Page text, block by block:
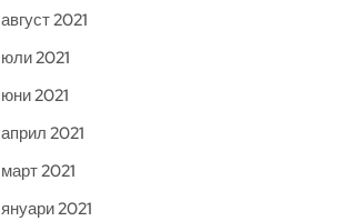
август 2021
юли 2021
юни 2021
април 2021
март 2021
януари 2021